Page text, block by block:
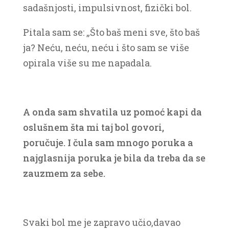
sadašnjosti, impulsivnost, fizički bol.
Pitala sam se: „Što baš meni sve, što baš
ja? Neću, neću, neću i što sam se više
opirala više su me napadala.
A onda sam shvatila uz pomoć kapi da
oslušnem šta mi taj bol govori,
poručuje. I čula sam mnogo poruka a
najglasnija poruka je bila da treba da se
zauzmem za sebe.
Svaki bol me je zapravo učio,davao